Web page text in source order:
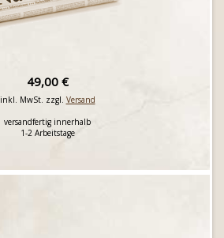
49,00 €
inkl. MwSt. zzgl. Versand
versandfertig innerhalb
1-2 Arbeitstage